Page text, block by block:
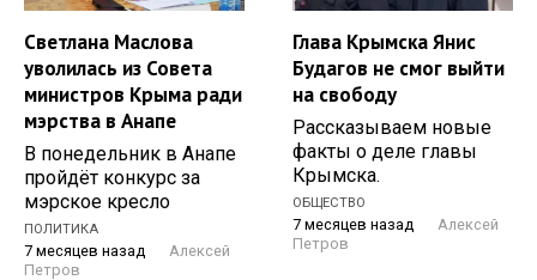
Светлана Маслова
уволилась из Совета
министров Крыма ради
мэрства в Анапе
В понедельник в Анапе
пройдёт конкурс за
мэрское кресло
ПОЛИТИКА
7 месяцев назад
Алексей
Петров
Глава Крымска Янис
Будагов не смог выйти
на свободу
Рассказываем новые
факты о деле главы
Крымска.
ОБЩЕСТВО
7 месяцев назад
Алексей
Петров